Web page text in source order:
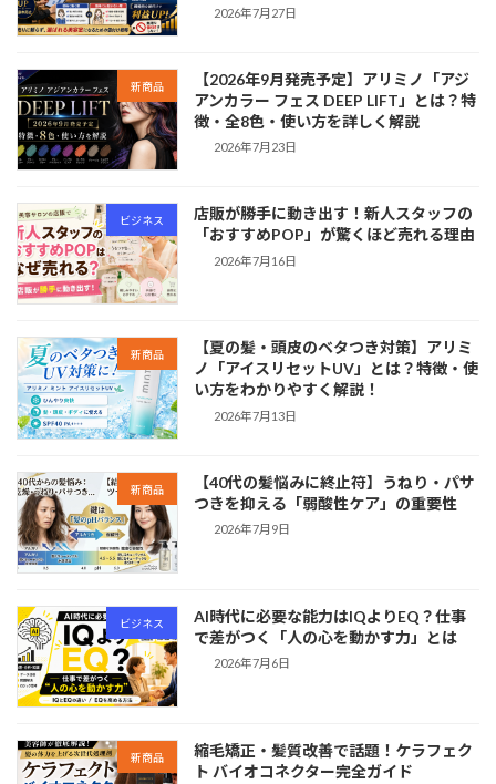
2026年7月27日
新商品
【2026年9月発売予定】アリミノ「アジ
アンカラー フェス DEEP LIFT」とは？特
徴・全8色・使い方を詳しく解説
2026年7月23日
ビジネス
店販が勝手に動き出す！新人スタッフの
「おすすめPOP」が驚くほど売れる理由
2026年7月16日
新商品
【夏の髪・頭皮のベタつき対策】アリミ
ノ「アイスリセットUV」とは？特徴・使
い方をわかりやすく解説！
2026年7月13日
新商品
【40代の髪悩みに終止符】うねり・パサ
つきを抑える「弱酸性ケア」の重要性
2026年7月9日
ビジネス
AI時代に必要な能力はIQよりEQ？仕事
で差がつく「人の心を動かす力」とは
2026年7月6日
新商品
縮毛矯正・髪質改善で話題！ケラフェク
ト バイオコネクター完全ガイド